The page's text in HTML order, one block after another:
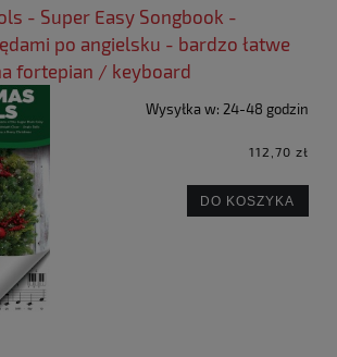
- Super Easy Songbook -
po angielsku - bardzo łatwe
fortepian / keyboard
Wysyłka w: 24-48 godzin
112,70 zł
DO KOSZYKA